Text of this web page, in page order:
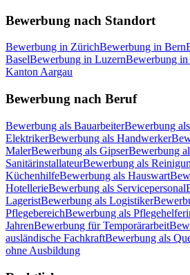
Bewerbung nach Standort
Bewerbung in ZürichBewerbung in Bern
BaselBewerbung in LuzernBewerbung in
Kanton Aargau
Bewerbung nach Beruf
Bewerbung als BauarbeiterBewerbung
ElektrikerBewerbung als Handwerker
MalerBewerbung als GipserBewerbung
SanitärinstallateurBewerbung als
KüchenhilfeBewerbung als Hauswart
HotellerieBewerbung als Servicepersonal
LageristBewerbung als Logistiker
PflegebereichBewerbung als
JahrenBewerbung für Temporärarbeit
ausländische FachkraftBewerbung als
ohne Ausbildung